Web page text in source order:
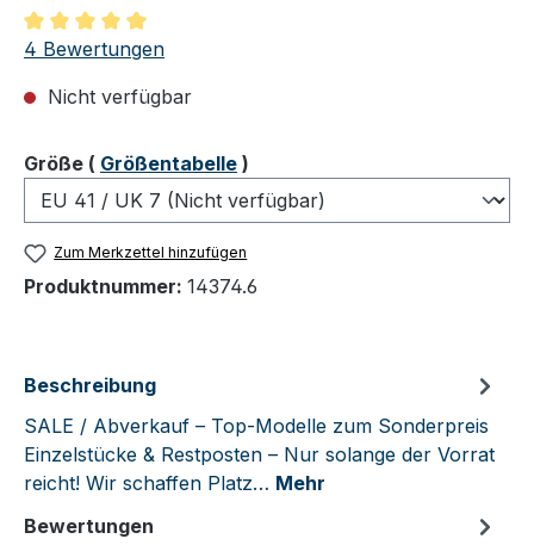
Durchschnittliche Bewertung von 5 von 5 Sternen
4 Bewertungen
Nicht verfügbar
Größeauswählen
( Größentabelle )
Zum Merkzettel hinzufügen
Produktnummer: 14374.6
Beschreibung
SALE / Abverkauf – Top-Modelle zum Sonderpreis
Einzelstücke & Restposten – Nur solange der Vorrat
reicht! Wir schaffen Platz… Mehr
Bewertungen